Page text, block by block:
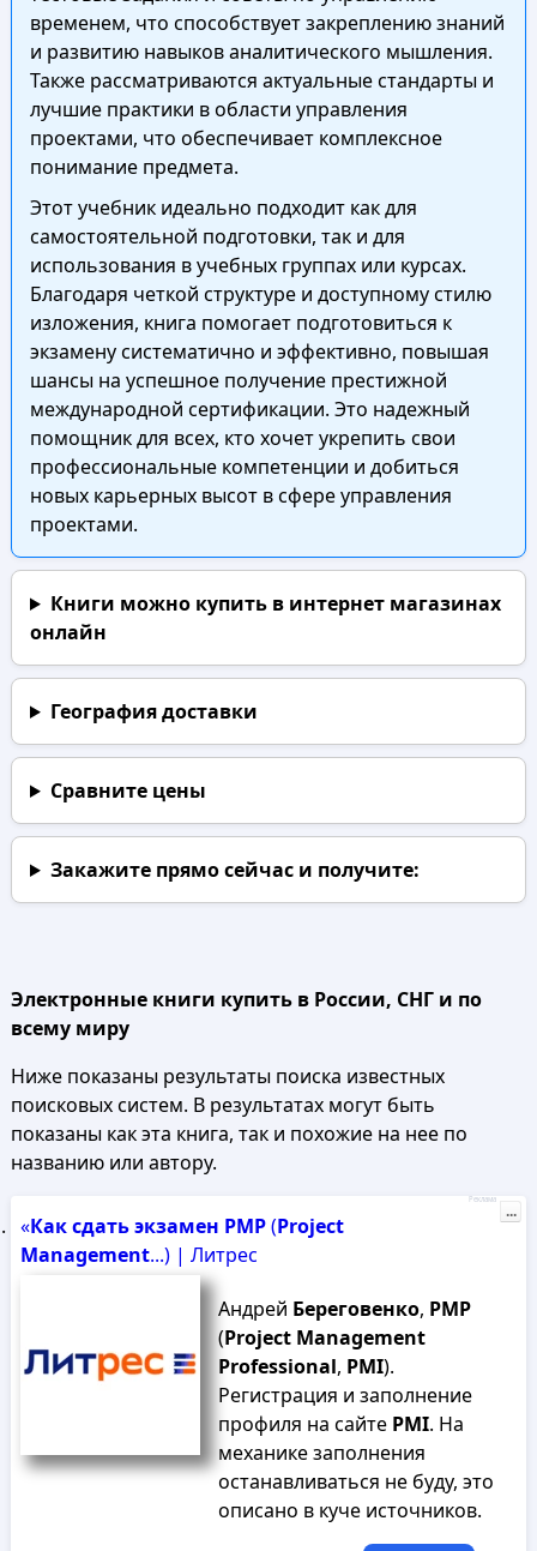
временем, что способствует закреплению знаний
и развитию навыков аналитического мышления.
Также рассматриваются актуальные стандарты и
лучшие практики в области управления
проектами, что обеспечивает комплексное
понимание предмета.
Этот учебник идеально подходит как для
самостоятельной подготовки, так и для
использования в учебных группах или курсах.
Благодаря четкой структуре и доступному стилю
изложения, книга помогает подготовиться к
экзамену систематично и эффективно, повышая
шансы на успешное получение престижной
международной сертификации. Это надежный
помощник для всех, кто хочет укрепить свои
профессиональные компетенции и добиться
новых карьерных высот в сфере управления
проектами.
Книги можно купить в интернет магазинах
онлайн
География доставки
Сравните цены
Закажите прямо сейчаси получите:
Электронные книги купить в России, СНГ и по
всему миру
Ниже показаны результаты поиска известных
поисковых систем. В результатах могут быть
показаны как эта книга, так и похожие на нее по
названию или автору.
«Каксдатьэкзамен PMP(Project
Management...) | Литрес
Андрей Береговенко, PMP
(Project Management
Professional, PMI).
Регистрация и заполнение
профиля на сайте PMI. На
механике заполнения
останавливаться не буду, это
описано в куче источников.
Реклама
...